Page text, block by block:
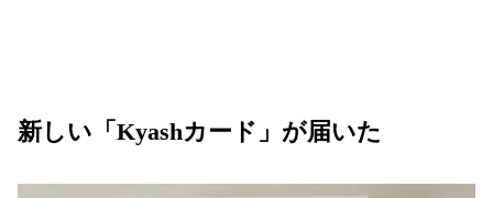
新しい「Kyashカード」が届いた